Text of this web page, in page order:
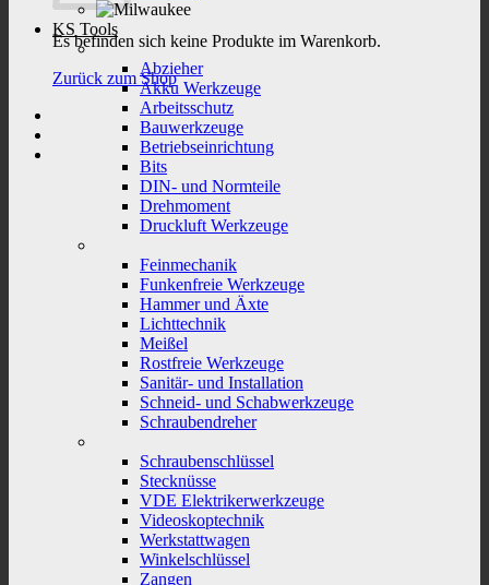
Es befinden sich keine Produkte im Warenkorb.
Zurück zum Shop
KS Tools
Abzieher
Akku Werkzeuge
Arbeitsschutz
Bauwerkzeuge
Betriebseinrichtung
Bits
DIN- und Normteile
Drehmoment
Druckluft Werkzeuge
Feinmechanik
Funkenfreie Werkzeuge
Hammer und Äxte
Lichttechnik
Meißel
Rostfreie Werkzeuge
Sanitär- und Installation
Schneid- und Schabwerkzeuge
Schraubendreher
Schraubenschlüssel
Stecknüsse
VDE Elektrikerwerkzeuge
Videoskoptechnik
Werkstattwagen
Winkelschlüssel
Zangen